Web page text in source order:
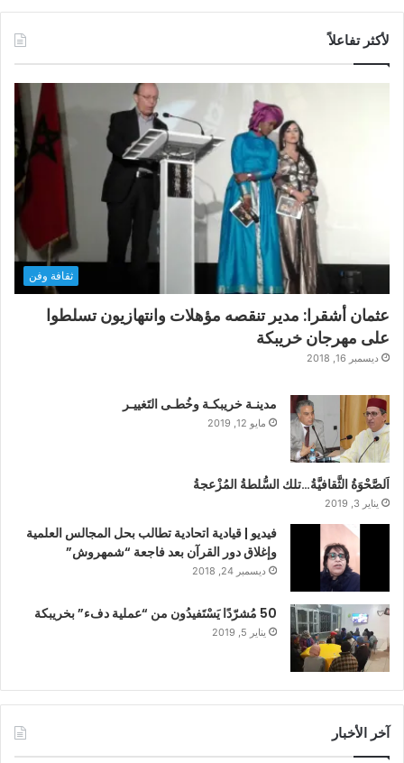
لأكثر تفاعلاً
ثقافة وفن
عثمان أشقرا: مدير تنقصه مؤهلات وانتهازيون تسلطوا
على مهرجان خريبكة
ديسمبر 16, 2018
مدينـة خريبكـة وخُطـى التَغييـر
مايو 12, 2019
اَلصَّحْوَةُ الثَّقافيَّةُ…تلك السُّلطةُ المُزْعجةُ
يناير 3, 2019
فيديو | قيادية اتحادية تطالب بحل المجالس العلمية
وإغلاق دور القرآن بعد فاجعة “شمهروش”
ديسمبر 24, 2018
50 مُشرّدًا يَسْتَفيدُون من “عملية دفء” بخريبكة
يناير 5, 2019
آخر الأخبار